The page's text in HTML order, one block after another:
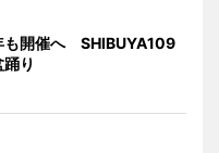
も開催へ SHIBUYA109
り